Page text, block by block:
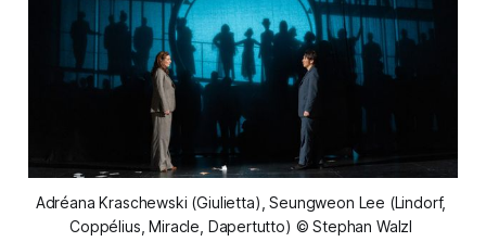
Adréana Kraschewski (Giulietta), Seungweon Lee (Lindorf,
Coppélius, Miracle, Dapertutto) © Stephan Walzl